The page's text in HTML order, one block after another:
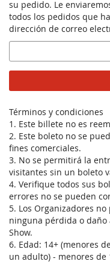
su pedido. Le
todos los pedidos que
dirección de correo
Correo
electrónico
Términos y condiciones
1. Este billete no es
2. Este boleto no se
fines comerciales.
3. No se permitirá la
visitantes sin un boleto
4. Verifique todos sus
errores no se pueden
5. Los Organizadores
ninguna pérdida o
Show.
6. Edad: 14+ (menores
un adulto) - menores